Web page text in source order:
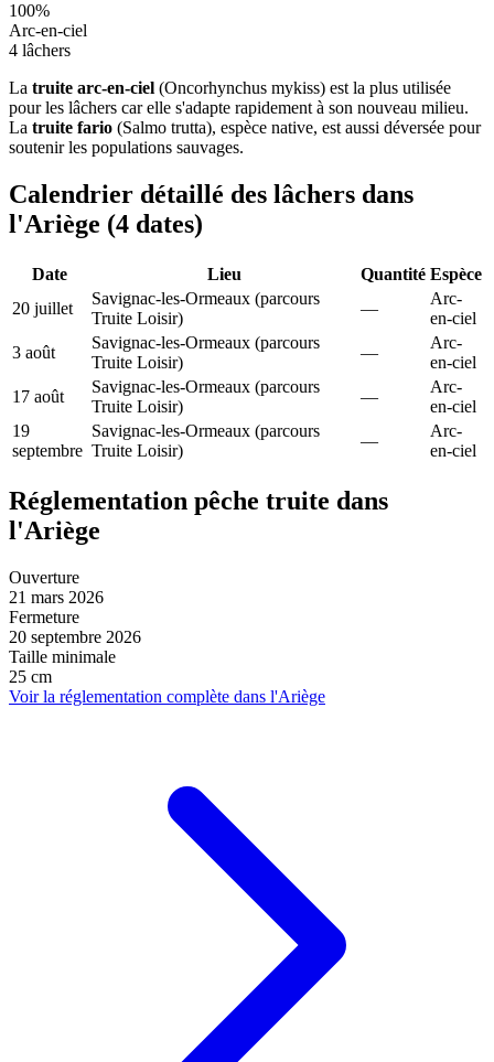
100%
Arc-en-ciel
4 lâchers
La truite arc-en-ciel (Oncorhynchus mykiss) est la plus utilisée
pour les lâchers car elle s'adapte rapidement à son nouveau milieu.
La truite fario (Salmo trutta), espèce native, est aussi déversée pour
soutenir les populations sauvages.
Calendrier détaillé des lâchers dans
l'Ariège (4 dates)
Date Lieu Quantité Espèce
20 juillet
Savignac-les-Ormeaux (parcours
Truite Loisir)
—
Arc-
en-ciel
3 août
Savignac-les-Ormeaux (parcours
Truite Loisir)
—
Arc-
en-ciel
17 août
Savignac-les-Ormeaux (parcours
Truite Loisir)
—
Arc-
en-ciel
19
septembre
Savignac-les-Ormeaux (parcours
Truite Loisir)
—
Arc-
en-ciel
Réglementation pêche truite dans
l'Ariège
Ouverture
21 mars 2026
Fermeture
20 septembre 2026
Taille minimale
25 cm
Voir la réglementation complète dans l'Ariège